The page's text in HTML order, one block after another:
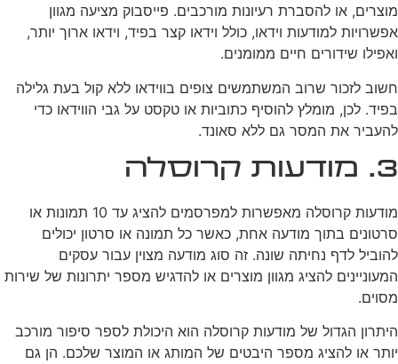
מוצרים, או להסברת רעיונות מורכבים. פייסבוק מציעה מגוון
אפשרויות למודעות וידאו, כולל וידאו קצר בפיד, וידאו ארוך יותר,
ואפילו שידורים חיים ממומנים.
חשוב לזכור שרוב המשתמשים צופים בווידאו ללא קול בעת גלילה
בפיד. לכן, מומלץ להוסיף כתוביות או טקסט על גבי הווידאו כדי
להעביר את המסר גם ללא סאונד.
3. מודעות קרוסלה
מודעות קרוסלה מאפשרות למפרסמים להציג עד 10 תמונות או
סרטונים בתוך מודעה אחת, כאשר כל תמונה או סרטון יכולים
להוביל לדף נחיתה שונה. זה סוג מודעה מצוין עבור עסקים
המעוניינים להציג מגוון מוצרים או להדגיש מספר יתרונות של שירות
מסוים.
היתרון הגדול של מודעות קרוסלה הוא היכולת לספר סיפור מורכב
יותר או להציג מספר היבטים של המותג או המוצר שלכם. הן גם